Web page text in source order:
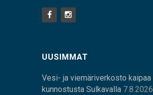
UUSIMMAT
Vesi- ja viemäriverkosto kaipaa
kunnostusta Sulkavalla 7.8.2026